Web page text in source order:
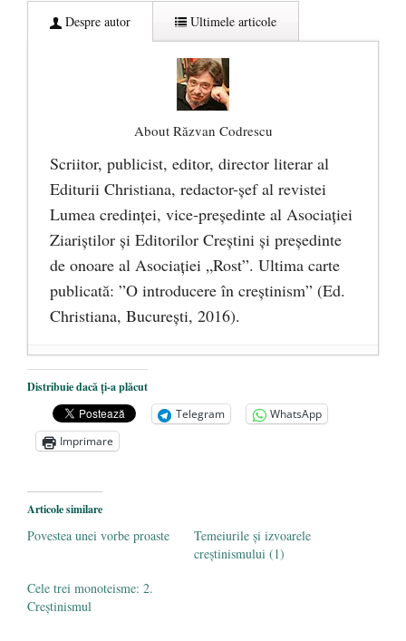
Despre autor Ultimele articole
About Răzvan Codrescu
Scriitor, publicist, editor, director literar al
Editurii Christiana, redactor-şef al revistei
Lumea credinţei, vice-preşedinte al Asociaţiei
Ziariştilor şi Editorilor Creştini şi preşedinte
de onoare al Asociaţiei „Rost”. Ultima carte
publicată: ”O introducere în creștinism” (Ed.
Christiana, Bucureşti, 2016).
DANA KONYA-PETRIȘOR, ÎNTRU
VEȘNICĂ POMENIRE
- 17 martie 2021
ÎNĂLȚATU-S-A! - 28 mai 2020
Sic credo – Francisco Franco (1892-1975)
Distribuie dacă ți-a plăcut
Telegram
WhatsApp
Imprimare
Articole similare
Povestea unei vorbe proaste
Temeiurile și izvoarele
creștinismului (1)
Cele trei monoteisme: 2.
Creștinismul